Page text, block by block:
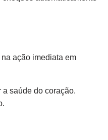
ação imediata em
saúde do coração.